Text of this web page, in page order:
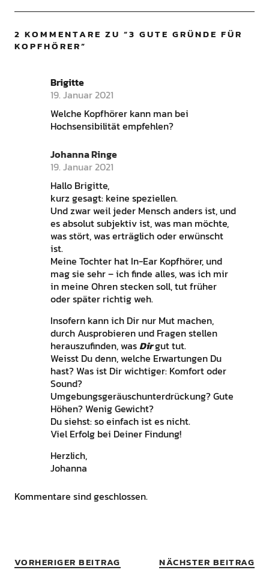
2 KOMMENTARE ZU “3 GUTE GRÜNDE FÜR
KOPFHÖRER”
Brigitte
19. Januar 2021
Welche Kopfhörer kann man bei
Hochsensibilität empfehlen?
Johanna Ringe
19. Januar 2021
Hallo Brigitte,
kurz gesagt: keine speziellen.
Und zwar weil jeder Mensch anders ist, und
es absolut subjektiv ist, was man möchte,
was stört, was erträglich oder erwünscht
ist.
Meine Tochter hat In-Ear Kopfhörer, und
mag sie sehr – ich finde alles, was ich mir
in meine Ohren stecken soll, tut früher
oder später richtig weh.
Insofern kann ich Dir nur Mut machen,
durch Ausprobieren und Fragen stellen
herauszufinden, wasDirgut tut.
Weisst Du denn, welche Erwartungen Du
hast? Was ist Dir wichtiger: Komfort oder
Sound?
Umgebungsgeräuschunterdrückung? Gute
Höhen? Wenig Gewicht?
Du siehst: so einfach ist es nicht.
Viel Erfolg bei Deiner Findung!
Herzlich,
Johanna
Kommentare sind geschlossen.
VORHERIGER BEITRAG NÄCHSTER BEITRAG